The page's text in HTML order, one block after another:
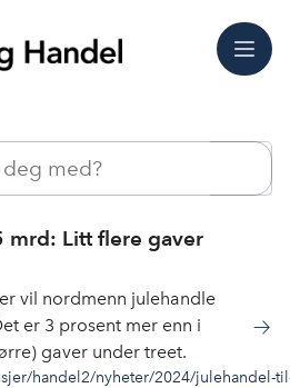
Meny
Søk
mrd: Litt flere gaver
vil nordmenn julehandle
er 3 prosent mer enn i
gaver under treet.
handel2/nyheter/2024/julehandel-